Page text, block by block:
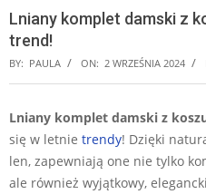
Lniany komplet damski z
trend!
BY: PAULA ON: 2 WRZEŚNIA 2024
Lniany komplet damski z
się w letnie trendy! Dzięki
len, zapewniają one nie tylko
ale również wyjątkowy,